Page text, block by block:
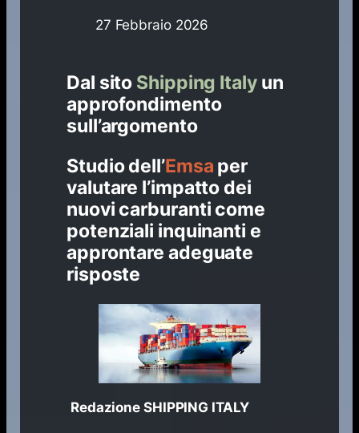
27 Febbraio 2026
Dal sito Shipping Italyun
approfondimento
sull’argomento
Studio dell’Emsa per
valutare l’impatto dei
nuovi carburanti come
potenziali inquinanti e
approntare adeguate
risposte
Redazione SHIPPING ITALY